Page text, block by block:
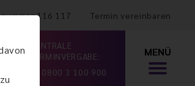
116 117 Termin vereinbaren
ZENTRALE
TERMINVERGABE:
0800 3 100 900
MENÜ